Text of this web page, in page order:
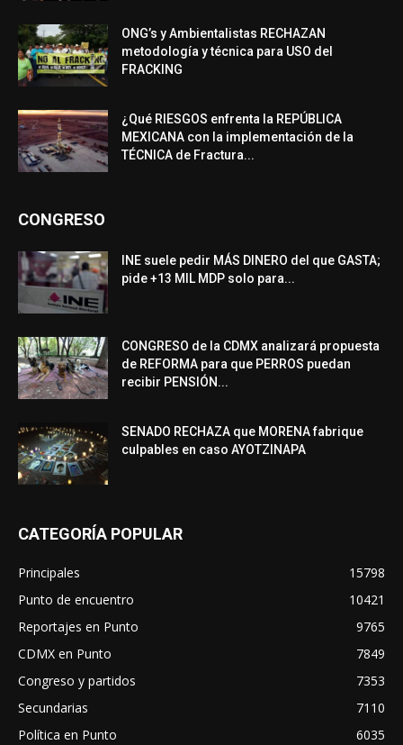
ONG’s y Ambientalistas RECHAZAN
metodología y técnica para USO del
FRACKING
¿Qué RIESGOS enfrenta la REPÚBLICA
MEXICANA con la implementación de la
TÉCNICA de Fractura...
CONGRESO
INE suele pedir MÁS DINERO del que GASTA;
pide +13 MIL MDP solo para...
CONGRESO de la CDMX analizará propuesta
de REFORMA para que PERROS puedan
recibir PENSIÓN...
SENADO RECHAZA que MORENA fabrique
culpables en caso AYOTZINAPA
CATEGORÍA POPULAR
Principales
15798
Punto de encuentro
10421
Reportajes en Punto
9765
CDMX en Punto
7849
Congreso y partidos
7353
Secundarias
7110
Política en Punto
6035